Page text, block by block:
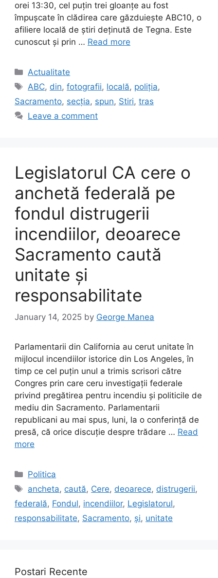
orei 13:30, cel puțin trei gloanțe au fost
împușcate în clădirea care găzduiește ABC10, o
afiliere locală de știri deținută de Tegna. Este
cunoscut și prin … Read more
Categories
Actualitate
Tags
ABC, din,fotografii, locală, poliția,
Sacramento, secția, spun, Stiri, tras
Leave a comment
Legislatorul CA cere o
anchetă federală pe
fondul distrugerii
incendiilor, deoarece
Sacramento caută
unitate și
responsabilitate
January 14, 2025 by George Manea
Parlamentarii din California au cerut unitate în
mijlocul incendiilor istorice din Los Angeles, în
timp ce cel puțin unul a trimis scrisori către
Congres prin care ceru investigații federale
privind pregătirea pentru incendiu și politicile de
mediu din Sacramento. Parlamentarii
republicani au mai spus, luni, la o conferință de
presă, că orice discuție despre trădare … Read
more
Categories
Politica
Tags
ancheta, caută, Cere, deoarece, distrugerii,
federală, Fondul, incendiilor, Legislatorul,
responsabilitate, Sacramento, și, unitate
Postari Recente